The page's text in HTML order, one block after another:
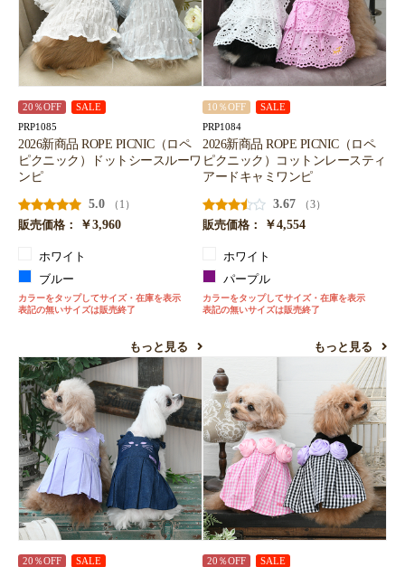
20％OFF SALE
PRP1085
2026新商品 ROPE PICNIC（ロペ
ピクニック）ドットシースルーワ
ンピ
5.0
（1）
販売価格：
￥3,960
ホワイト
ブルー
カラーをタップしてサイズ・在庫を表示
表記の無いサイズは販売終了
もっと見る
10％OFF SALE
PRP1084
2026新商品 ROPE PICNIC（ロペ
ピクニック）コットンレースティ
アードキャミワンピ
3.67
（3）
販売価格：
￥4,554
ホワイト
パープル
カラーをタップしてサイズ・在庫を表示
表記の無いサイズは販売終了
もっと見る
20％OFF SALE 20％OFF SALE